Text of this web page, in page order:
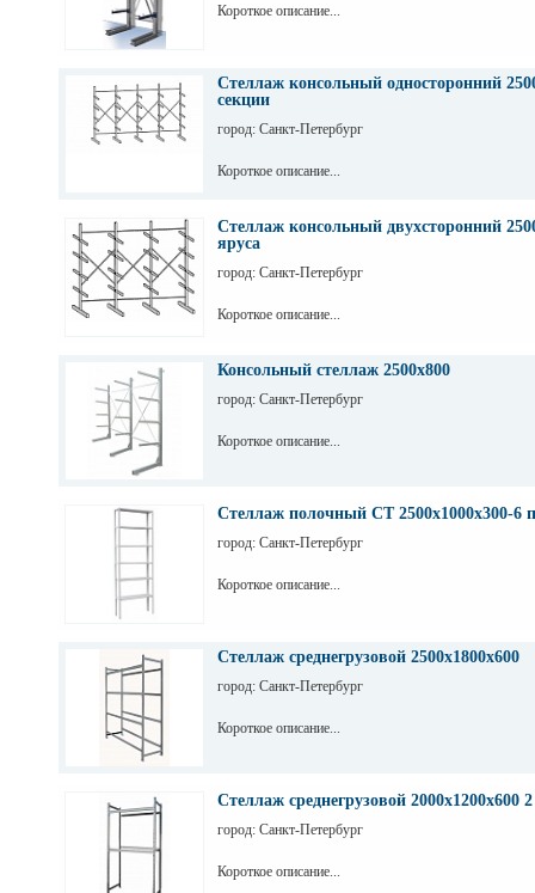
Короткое описание...
Стеллаж консольный односторонний
секции
город: Санкт-Петербург
Короткое описание...
Стеллаж консольный двухсторонний
яруса
город: Санкт-Петербург
Короткое описание...
Консольный стеллаж 2500х800
город: Санкт-Петербург
Короткое описание...
Стеллаж полочный СТ 2500х1000х300-6
город: Санкт-Петербург
Короткое описание...
Стеллаж среднегрузовой 2500х1800х600
город: Санкт-Петербург
Короткое описание...
Стеллаж среднегрузовой 2000х1200х600
город: Санкт-Петербург
Короткое описание...